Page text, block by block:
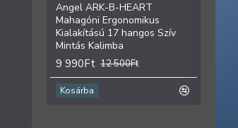
Angel ARK-B-HEART
Mahagóni Ergonomikus
Kialakítású 17 hangos Szív
Mintás Kalimba
9 990Ft 12 500Ft
Kosárba